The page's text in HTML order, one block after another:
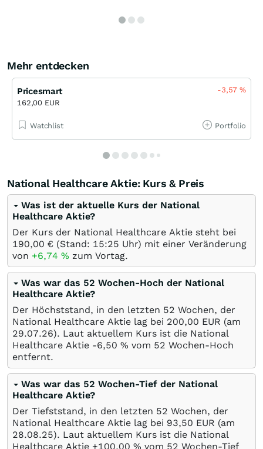
Mehr entdecken
Pricesmart
162,00 EUR
-3,57%
Watchlist Portfolio
National Healthcare Aktie: Kurs & Preis
Was ist der aktuelle Kurs der National
Healthcare Aktie?
Der Kurs der National Healthcare Aktie steht bei
190,00 € (Stand: 15:25 Uhr) mit einer Veränderung
von +6,74 % zum Vortag.
Was war das 52 Wochen-Hoch der National
Healthcare Aktie?
Der Höchststand, in den letzten 52 Wochen, der
National Healthcare Aktie lag bei 200,00 EUR (am
29.07.26). Laut aktuellem Kurs ist die National
Healthcare Aktie -6,50 % vom 52 Wochen-Hoch
entfernt.
Was war das 52 Wochen-Tief der National
Healthcare Aktie?
Der Tiefststand, in den letzten 52 Wochen, der
National Healthcare Aktie lag bei 93,50 EUR (am
28.08.25). Laut aktuellem Kurs ist die National
Healthcare Aktie +100,00 % vom 52 Wochen-Tief